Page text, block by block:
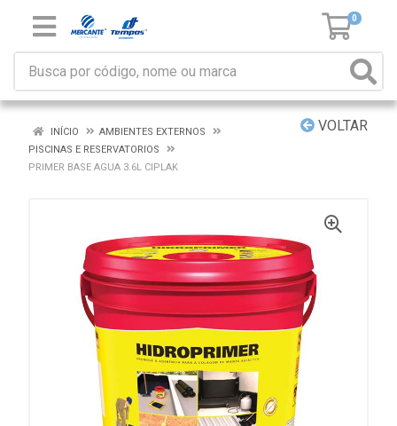
0
VOLTAR
INÍCIO
AMBIENTES EXTERNOS
PISCINAS E RESERVATORIOS
PRIMER BASE AGUA 3.6L CIPLAK